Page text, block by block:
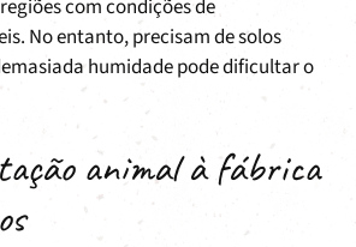
com condições de
No entanto, precisam de solos
humidade pode dificultar o
animal à fábrica